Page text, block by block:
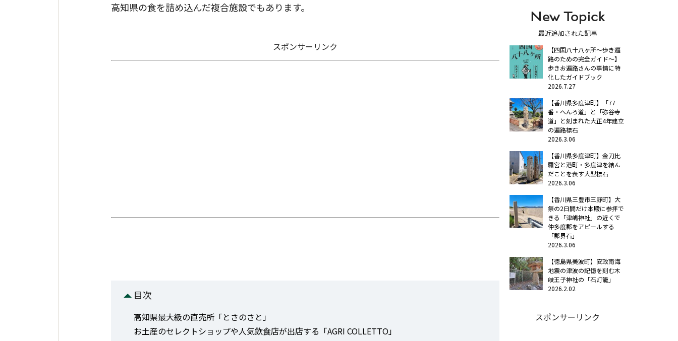
高知県の食を詰め込んだ複合施設でもあります。
スポンサーリンク
目次
高知県最大級の直売所「とさのさと」
お土産のセレクトショップや人気飲食店が出店する「AGRI COLLETTO」
New Topick
最近追加された記事
【四国八十八ヶ所～歩き遍
路のための完全ガイド～】
歩きお遍路さんの事情に特
化したガイドブック
2026.7.27
【香川県多度津町】「77
番・へんろ道」と「弥谷寺
道」と刻まれた大正4年建立
の遍路標石
2026.3.06
【香川県多度津町】金刀比
羅宮と港町・多度津を結ん
だことを表す大型標石
2026.3.06
【香川県三豊市三野町】大
祭の2日間だけ本殿に参拝で
きる「津嶋神社」の近くで
仲多度郡をアピールする
「郡界石」
2026.3.06
【徳島県美波町】安政南海
地震の津波の記憶を刻む木
岐王子神社の「石灯籠」
2026.2.02
スポンサーリンク